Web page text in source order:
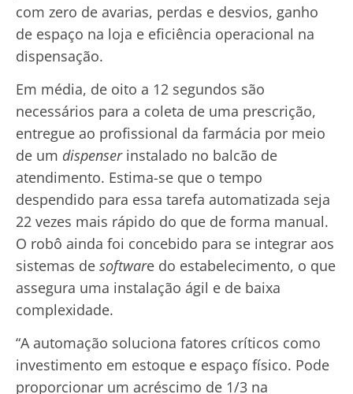
com zero de avarias, perdas e desvios, ganho
de espaço na loja e eficiência operacional na
dispensação.
Em média, de oito a 12 segundos são
necessários para a coleta de uma prescrição,
entregue ao profissional da farmácia por meio
de um dispenserinstalado no balcão de
atendimento. Estima-se que o tempo
despendido para essa tarefa automatizada seja
22 vezes mais rápido do que de forma manual.
O robô ainda foi concebido para se integrar aos
sistemas de software do estabelecimento, o que
assegura uma instalação ágil e de baixa
complexidade.
“A automação soluciona fatores críticos como
investimento em estoque e espaço físico. Pode
proporcionar um acréscimo de 1/3 na